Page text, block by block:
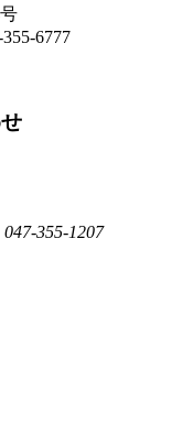
6777
047-355-1207